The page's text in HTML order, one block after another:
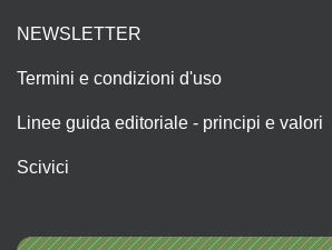
NEWSLETTER
Termini e condizioni d'uso
Linee guida editoriale - principi e valori
Scivici